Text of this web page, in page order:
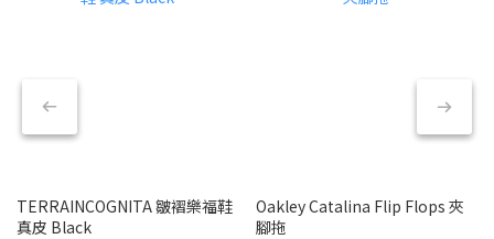
TERRAINCOGNITA 皺褶樂福鞋
真皮 Black
Oakley Catalina Flip Flops 夾
腳拖